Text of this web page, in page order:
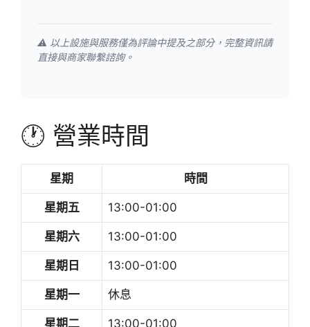
⚠️ 以上設施與服務僅為評論中提及之部分，完整資訊請
直接與商家聯繫諮詢。
🕐 營業時間
星期 時間
星期五 13:00-01:00
星期六 13:00-01:00
星期日 13:00-01:00
星期一 休息
星期二 13:00-01:00